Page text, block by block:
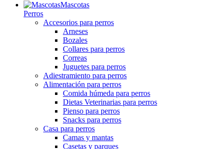
Mascotas
Perros
Accesorios para perros
Arneses
Bozales
Collares para perros
Correas
Juguetes para perros
Adiestramiento para perros
Alimentación para perros
Comida húmeda para perros
Dietas Veterinarias para perros
Pienso para perros
Snacks para perros
Casa para perros
Camas y mantas
Casetas y parques